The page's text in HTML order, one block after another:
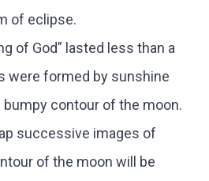
of eclipse.
of God” lasted less than a
were formed by sunshine
contour of the moon.
successive images of
of the moon will be